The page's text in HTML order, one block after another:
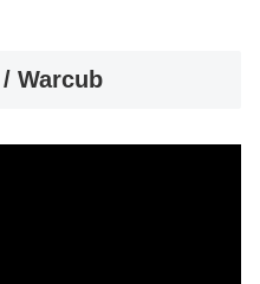
Warcub